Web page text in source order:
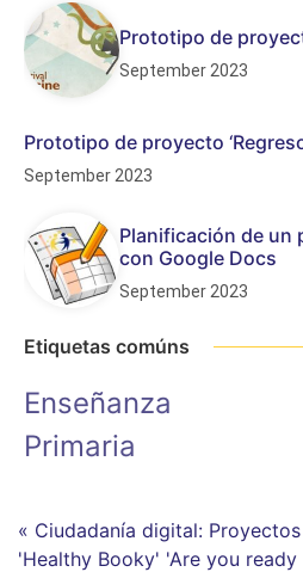
Prototipo de
September 2023
Prototipo de proyecto
September 2023
Planificación de un
con Google Docs
September 2023
Etiquetas comúns
Enseñanza
Primaria
« Ciudadanía digital: Proyectos
'Healthy Booky' 'Are you ready